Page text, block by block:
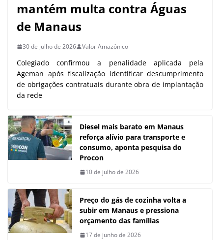
mantém multa contra Águas
de Manaus
30 de julho de 2026 Valor Amazônico
Colegiado confirmou a penalidade aplicada pela
Ageman após fiscalização identificar descumprimento
de obrigações contratuais durante obra de implantação
da rede
Diesel mais barato em Manaus
reforça alívio para transporte e
consumo, aponta pesquisa do
Procon
10 de julho de 2026
Preço do gás de cozinha volta a
subir em Manaus e pressiona
orçamento das famílias
17 de junho de 2026